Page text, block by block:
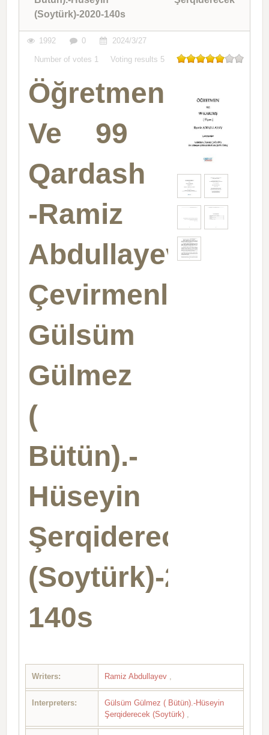
(Soytürk)-2020-140s
1992 0 2024/3/27
Number of votes 1 Voting results 5
Öğretmen
Ve 99
Qardash
-Ramiz
Abdullayev-
Çevirmenler-
Gülsüm
Gülmez
(
Bütün).-
Hüseyin
Şerqiderecek
(Soytürk)-2020-
140s
Writers: Ramiz Abdullayev
Interpreters:
Gülsüm Gülmez ( Bütün).-Hüseyin
Şerqiderecek (Soytürk)